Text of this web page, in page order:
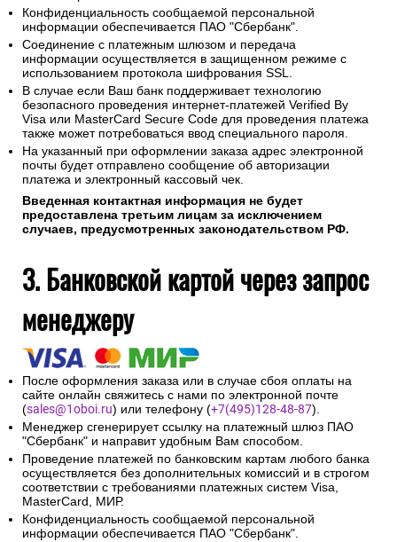
Конфиденциальность сообщаемой персональной
информации обеспечивается ПАО "Сбербанк".
Соединение с платежным шлюзом и передача
информации осуществляется в защищенном режиме с
использованием протокола шифрования SSL.
В случае если Ваш банк поддерживает технологию
безопасного проведения интернет-платежей Verified By
Visa или MasterCard Secure Code для проведения платежа
также может потребоваться ввод специального пароля.
На указанный при оформлении заказа адрес электронной
почты будет отправлено сообщение об авторизации
платежа и электронный кассовый чек.
Введенная контактная информация не будет
предоставлена третьим лицам за исключением
случаев, предусмотренных законодательством РФ.
3. Банковской картой через запрос
менеджеру
После оформления заказа или в случае сбоя оплаты на
сайте онлайн свяжитесь с нами по электронной почте
(sales@1oboi.ru) или телефону (+7(495)128-48-87).
Менеджер сгенерирует ссылку на платежный шлюз ПАО
"Сбербанк" и направит удобным Вам способом.
Проведение платежей по банковским картам любого банка
осуществляется без дополнительных комиссий и в строгом
соответствии с требованиями платежных систем Visa,
MasterCard, МИР.
Конфиденциальность сообщаемой персональной
информации обеспечивается ПАО "Сбербанк".